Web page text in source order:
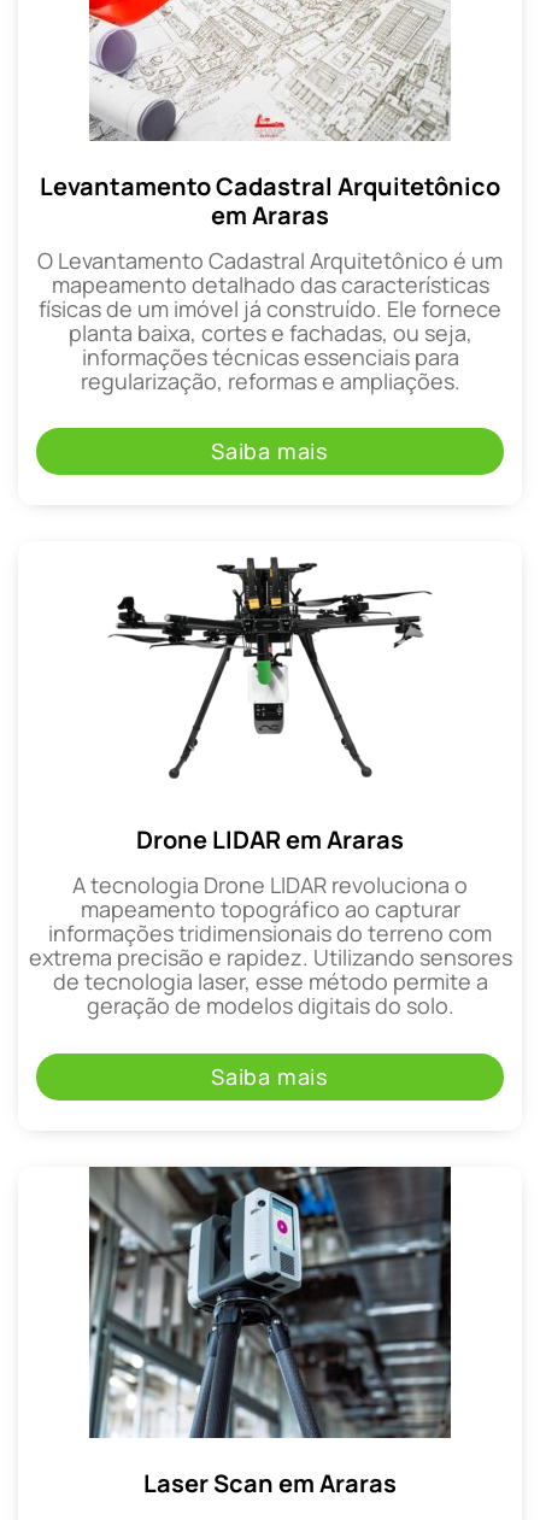
Levantamento Cadastral Arquitetônico
em Araras
O Levantamento Cadastral Arquitetônico é um
mapeamento detalhado das características
físicas de um imóvel já construído. Ele fornece
planta baixa, cortes e fachadas, ou seja,
informações técnicas essenciais para
regularização, reformas e ampliações.
Saiba mais
Drone LIDAR em Araras
A tecnologia Drone LIDAR revoluciona o
mapeamento topográfico ao capturar
informações tridimensionais do terreno com
extrema precisão e rapidez. Utilizando sensores
de tecnologia laser, esse método permite a
geração de modelos digitais do solo.
Saiba mais
Laser Scan em Araras